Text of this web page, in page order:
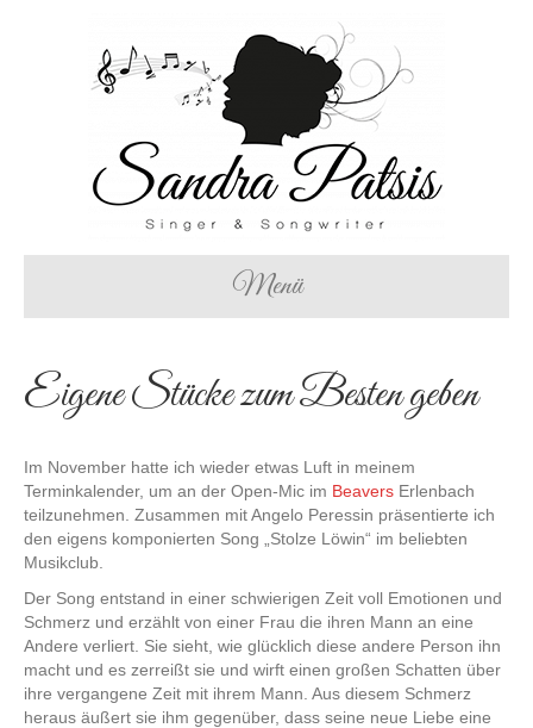
Menü
Eigene Stücke zum Besten geben
Im November hatte ich wieder etwas Luft in meinem
Terminkalender, um an der Open-Mic im Beavers Erlenbach
teilzunehmen. Zusammen mit Angelo Peressin präsentierte ich
den eigens komponierten Song „Stolze Löwin“ im beliebten
Musikclub.
Der Song entstand in einer schwierigen Zeit voll Emotionen und
Schmerz und erzählt von einer Frau die ihren Mann an eine
Andere verliert. Sie sieht, wie glücklich diese andere Person ihn
macht und es zerreißt sie und wirft einen großen Schatten über
ihre vergangene Zeit mit ihrem Mann. Aus diesem Schmerz
heraus äußert sie ihm gegenüber, dass seine neue Liebe eine